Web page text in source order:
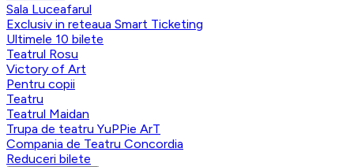
Sala Luceafarul
Exclusiv in reteaua Smart Ticketing
Ultimele 10 bilete
Teatrul Rosu
Victory of Art
Pentru copii
Teatru
Teatrul Maidan
Trupa de teatru YuPPie ArT
Compania de Teatru Concordia
Reduceri bilete